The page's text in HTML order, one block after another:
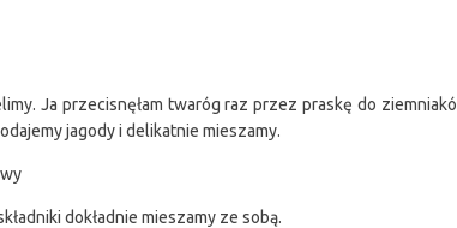
Ja przecisnęłam twaróg raz przez praskę do
jagody i delikatnie mieszamy.
dokładnie mieszamy ze sobą.